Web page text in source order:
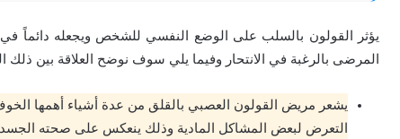
يؤثر القولون بالسلب على الوضع النفسي للشخص ويجعله دائماً
المرضى بالرغبة في الانتحار وفيما يلي سوف نوضح العلاقة بين
يشعر مريض القولون العصبي بالقلق من عدة أشياء أهمها
التعرض لبعض المشاكل المادية وذلك ينعكس على صحته